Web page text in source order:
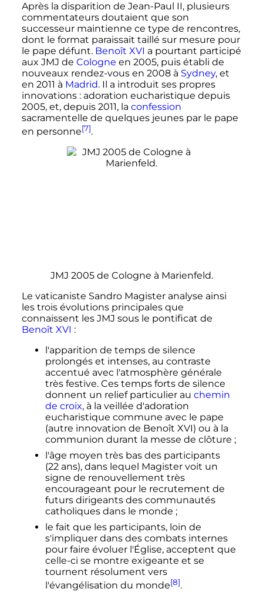
Après la disparition de Jean-Paul II, plusieurs
commentateurs doutaient que son
successeur maintienne ce type de rencontres,
dont le format paraissait taillé sur mesure pour
le pape défunt. Benoît XVI a pourtant participé
aux JMJ de Cologne en 2005, puis établi de
nouveaux rendez-vous en 2008 à Sydney, et
en 2011 à Madrid. Il a introduit ses propres
innovations : adoration eucharistique depuis
2005, et, depuis 2011, la confession
sacramentelle de quelques jeunes par le pape
en personne[7].
JMJ 2005 de Cologne à Marienfeld.
Le vaticaniste Sandro Magister analyse ainsi
les trois évolutions principales que
connaissent les JMJ sous le pontificat de
Benoît XVI :
l'apparition de temps de silence
prolongés et intenses, au contraste
accentué avec l'atmosphère générale
très festive. Ces temps forts de silence
donnent un relief particulier au chemin
de croix, à la veillée d'adoration
eucharistique commune avec le pape
(autre innovation de Benoît XVI) ou à la
communion durant la messe de clôture ;
l'âge moyen très bas des participants
(22 ans), dans lequel Magister voit un
signe de renouvellement très
encourageant pour le recrutement de
futurs dirigeants des communautés
catholiques dans le monde ;
le fait que les participants, loin de
s'impliquer dans des combats internes
pour faire évoluer l'Église, acceptent que
celle-ci se montre exigeante et se
tournent résolument vers
l'évangélisation du monde[8].